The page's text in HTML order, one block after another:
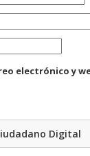
electrónico y
Digital